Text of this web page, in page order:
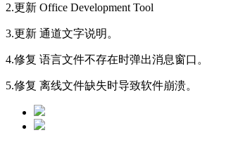
2.更新 Office Development Tool
3.更新 通道文字说明。
4.修复 语言文件不存在时弹出消息窗口。
5.修复 离线文件缺失时导致软件崩溃。